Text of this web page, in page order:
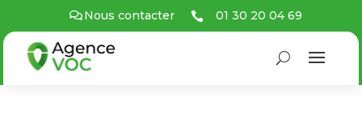
Nous contacter  01 30 20 04 69